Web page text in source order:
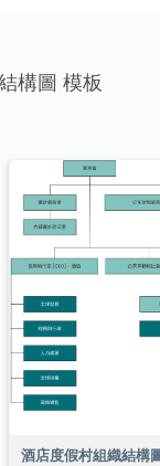
構圖 模板
酒店度假村組織結構